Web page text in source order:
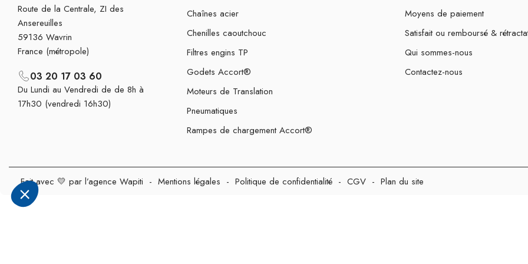
Route de la Centrale, ZI des
Ansereuilles
59136 Wavrin
France (métropole)
03 20 17 03 60
Du Lundi au Vendredi de de 8h à
17h30 (vendredi 16h30)
Chaînes acier
Chenilles caoutchouc
Filtres engins TP
Godets Accort®
Moteurs de Translation
Pneumatiques
Rampes de chargement Accort®
Moyens de paiement
Satisfait ou remboursé &
Qui sommes-nous
Contactez-nous
Fait avec 💛 par l’agence Wapiti - Mentions légales - Politique de confidentialité - CGV - Plan du site